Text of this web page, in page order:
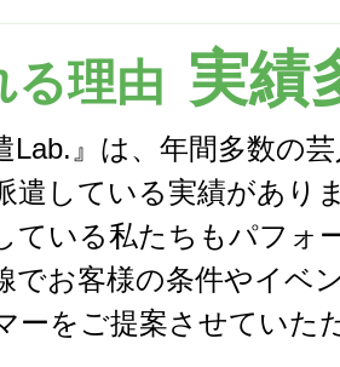
る理由 実績
Lab.』は、年間多数の
遣している実績があり
ている私たちもパフォ
でお客様の条件やイベ
ーをご提案させていた